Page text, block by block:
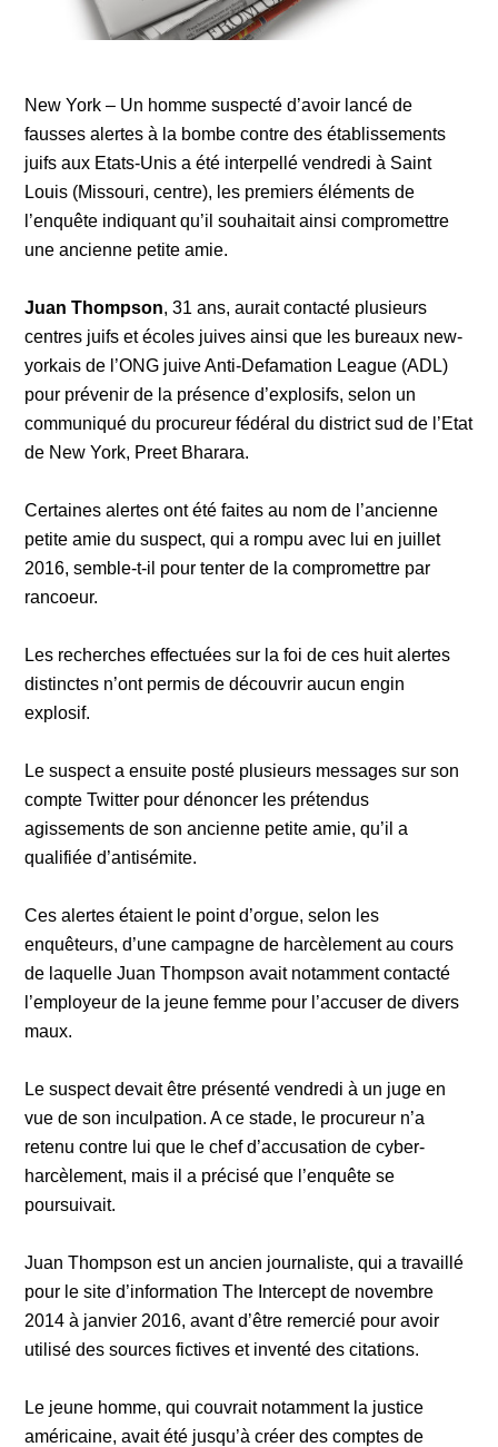
New York – Un homme suspecté d’avoir lancé de
fausses alertes à la bombe contre des établissements
juifs aux Etats-Unis a été interpellé vendredi à Saint
Louis (Missouri, centre), les premiers éléments de
l’enquête indiquant qu’il souhaitait ainsi compromettre
une ancienne petite amie.
Juan Thompson, 31 ans, aurait contacté plusieurs
centres juifs et écoles juives ainsi que les bureaux new-
yorkais de l’ONG juive Anti-Defamation League (ADL)
pour prévenir de la présence d’explosifs, selon un
communiqué du procureur fédéral du district sud de l’Etat
de New York, Preet Bharara.
Certaines alertes ont été faites au nom de l’ancienne
petite amie du suspect, qui a rompu avec lui en juillet
2016, semble-t-il pour tenter de la compromettre par
rancoeur.
Les recherches effectuées sur la foi de ces huit alertes
distinctes n’ont permis de découvrir aucun engin
explosif.
Le suspect a ensuite posté plusieurs messages sur son
compte Twitter pour dénoncer les prétendus
agissements de son ancienne petite amie, qu’il a
qualifiée d’antisémite.
Ces alertes étaient le point d’orgue, selon les
enquêteurs, d’une campagne de harcèlement au cours
de laquelle Juan Thompson avait notamment contacté
l’employeur de la jeune femme pour l’accuser de divers
maux.
Le suspect devait être présenté vendredi à un juge en
vue de son inculpation. A ce stade, le procureur n’a
retenu contre lui que le chef d’accusation de cyber-
harcèlement, mais il a précisé que l’enquête se
poursuivait.
Juan Thompson est un ancien journaliste, qui a travaillé
pour le site d’information The Intercept de novembre
2014 à janvier 2016, avant d’être remercié pour avoir
utilisé des sources fictives et inventé des citations.
Le jeune homme, qui couvrait notamment la justice
américaine, avait été jusqu’à créer des comptes de